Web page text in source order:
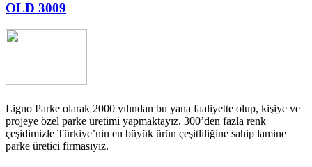
OLD 3009
Ligno Parke olarak 2000 yılından bu yana faaliyette olup, kişiye ve
projeye özel parke üretimi yapmaktayız. 300’den fazla renk
çeşidimizle Türkiye’nin en büyük ürün çeşitliliğine sahip lamine
parke üretici firmasıyız.